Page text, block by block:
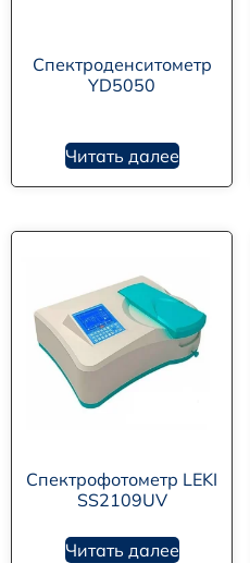
Спектроденситометр
YD5050
Читать далее
Спектрофотометр LEKI
SS2109UV
Читать далее